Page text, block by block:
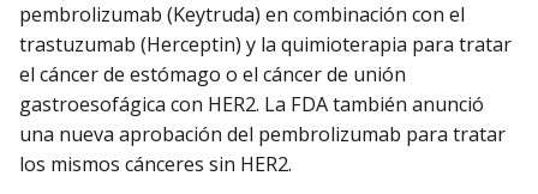
pembrolizumab (Keytruda) en combinación con el
trastuzumab (Herceptin) y la quimioterapia para tratar
el cáncer de estómago o el cáncer de unión
gastroesofágica con HER2. La FDA también anunció
una nueva aprobación del pembrolizumab para tratar
los mismos cánceres sin HER2.